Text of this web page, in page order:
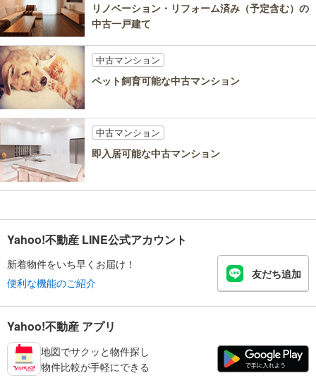
リノベーション・リフォーム済み（予定含む）の
中古一戸建て
中古マンション
ペット飼育可能な中古マンション
中古マンション
即入居可能な中古マンション
Yahoo!不動産 LINE公式アカウント
新着物件をいち早くお届け！
便利な機能のご紹介
友だち追加
Yahoo!不動産 アプリ
地図でサクッと物件探し
物件比較が手軽にできる